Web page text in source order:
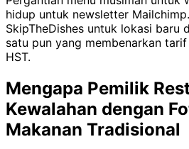
hidup untuk newsletter
SkipTheDishes untuk lokasi baru
satu pun yang membenarkan tarif
HST.
Mengapa Pemilik
Kewalahan dengan
Makanan Tradisional